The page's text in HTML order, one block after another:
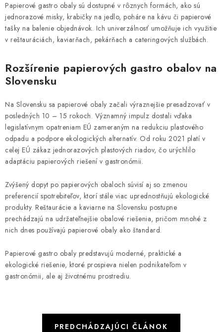
Papierové gastro obaly sú dostupné v rôznych formách, ako sú
jednorazové misky, krabičky na jedlo, poháre na kávu či papierové
tašky na balenie objednávok. Ich univerzálnosť umožňuje ich využitie
v reštauráciách, kaviarňach, pekárňach a cateringových službách.
Rozšírenie papierových gastro obalov na
Slovensku
Na Slovensku sa papierové obaly začali výraznejšie presadzovať v
posledných 10 – 15 rokoch. Významný impulz dostali vďaka
legislatívnym opatreniam EÚ zameraným na redukciu plastového
odpadu a podpore ekologických alternatív. Od roku 2021 platí v
celej EÚ zákaz jednorazových plastových riadov, čo urýchlilo
adaptáciu papierových riešení v gastronómii.
Zvýšený dopyt po papierových obaloch súvisí aj so zmenou
preferencií spotrebiteľov, ktorí stále viac uprednostňujú ekologické
produkty. Reštaurácie a kaviarne na Slovensku postupne
prechádzajú na udržateľnejšie obalové riešenia, pričom mnohé z
nich dnes používajú papierové obaly ako štandard.
Papierové gastro obaly predstavujú moderné, praktické a
ekologické riešenie, ktoré prospieva nielen podnikateľom v
gastronómii, ale aj životnému prostrediu.
PREDCHÁDZAJÚCI ČLÁNOK